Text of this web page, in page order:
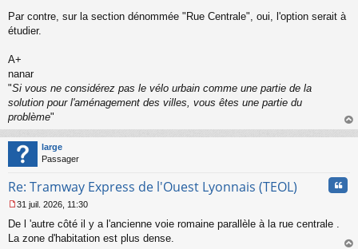
n
u
Par contre, sur la section dénommée "Rue Centrale", oui, l'option serait à
étudier.
A+
nanar
"Si vous ne considérez pas le vélo urbain comme une partie de la
solution pour l'aménagement des villes, vous êtes une partie du
problème"
au
large
Passager
Re: Tramway Express de l'Ouest Lyonnais (TEOL)
e
s
31 juil. 2026, 11:30
De l 'autre côté il y a l'ancienne voie romaine parallèle à la rue centrale .
La zone d'habitation est plus dense.